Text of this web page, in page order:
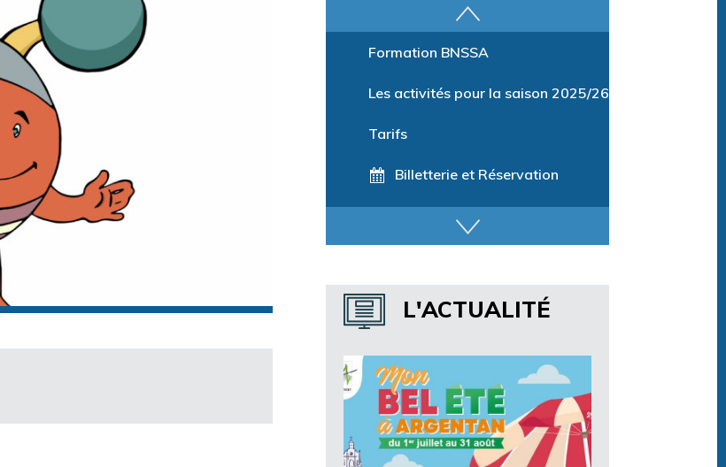
Tarifs
Billetterie et Réservation
Horaires espace détente
Horaires centre aquatique
L'ACTUALITÉ